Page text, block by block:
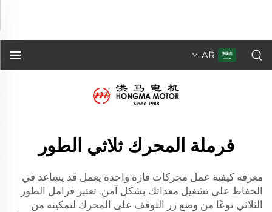
AR
فرملة المحرك ثلاثي الطور
معرفة كيفية عمل محركات فازة واحدة يعمل قد يساعد في
الحفاظ على تشغيل معداتك بشكل آمن. تعتبر فرامل الطور
الثلاثي نوعًا من وضع زر التوقف على المحرك لتمكينه من